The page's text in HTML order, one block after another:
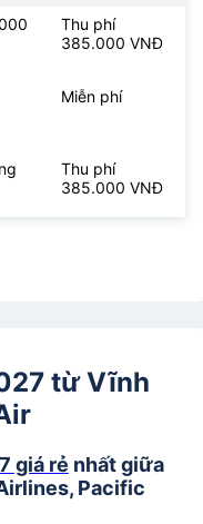
Thu phí
385.000 VNĐ
Miễn phí
Thu phí
385.000 VNĐ
từ Vĩnh
giá rẻ nhất giữa
Pacific